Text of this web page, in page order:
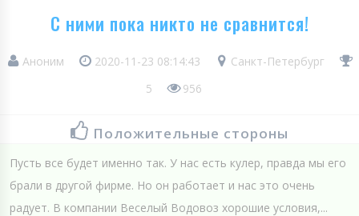
С ними пока никто не сравнится!
Аноним 2020-11-23 08:14:43
Санкт-Петербург
5
956
Положительные стороны
Пусть все будет именно так. У нас есть кулер, правда мы его
брали в другой фирме. Но он работает и нас это очень
радует. В компании Веселый Водовоз хорошие условия,...